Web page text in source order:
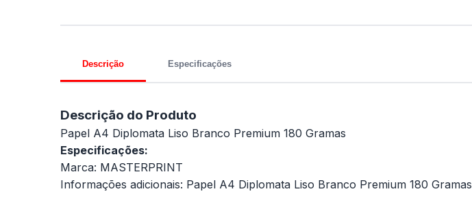
Descrição Especificações
Descrição do Produto
Papel A4 Diplomata Liso Branco Premium 180 Gramas
Especificações:
Marca: MASTERPRINT
Informações adicionais: Papel A4 Diplomata Liso Branco Premium 180 Gramas